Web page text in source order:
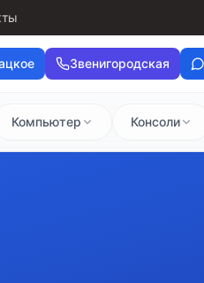
Звенигородская
Компьютер Консоли